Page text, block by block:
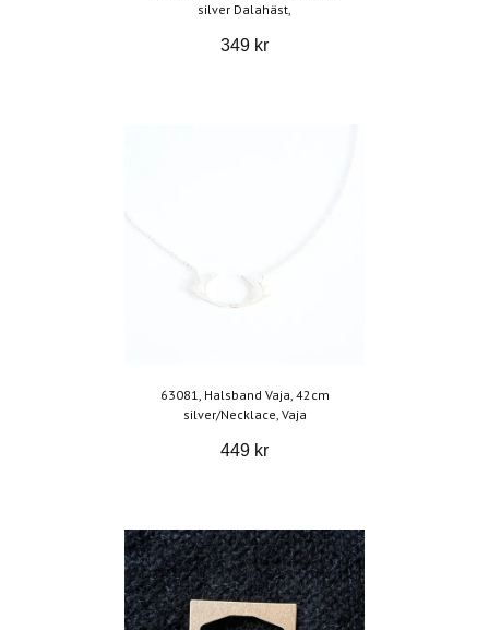
silver Dalahäst,
349 kr
63081, Halsband Vaja, 42cm
silver/Necklace, Vaja
449 kr